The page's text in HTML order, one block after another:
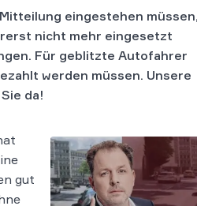
eingestehen müssen,
nicht mehr eingesetzt
Für geblitzte Autofahrer
werden müssen. Unsere
da!
gut